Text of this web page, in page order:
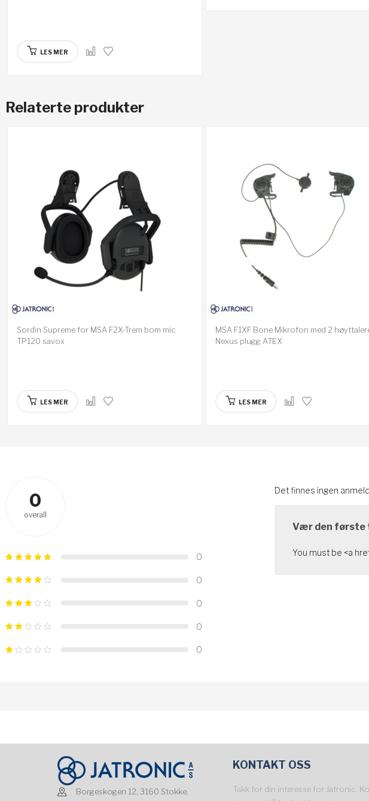
LES MER
Relaterte produkter
Sordin Supreme for MSA F2X-Trem bom mic
TP120 savox
LES MER
MSA F1XF Bone Mikrofon med 2
Nexus plugg ATEX
LES MER
0
overall
0
0
0
0
0
Det finnes ingen
Vær den første
You must be <a
Borgeskogen 12, 3160 Stokke.
KONTAKT OSS
Takk for din interesse for Jatronic.